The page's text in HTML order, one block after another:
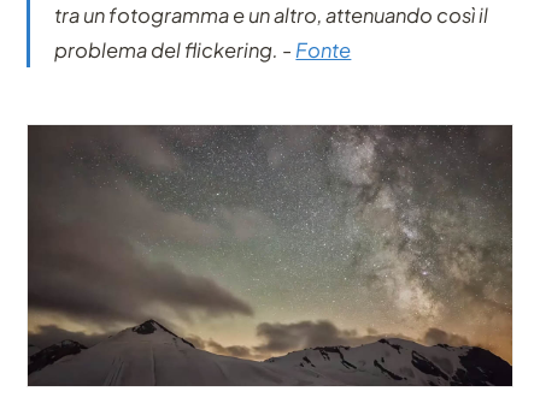
tra un fotogramma e un altro, attenuando così il
problema del flickering. - Fonte